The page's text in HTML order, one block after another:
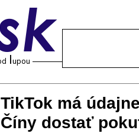
TikTok má
Číny dostať